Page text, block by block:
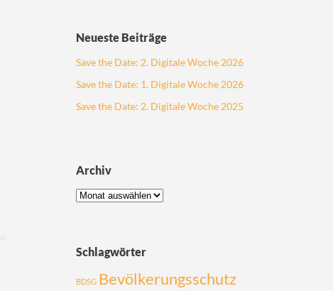
Neueste Beiträge
Save the Date: 2. Digitale Woche 2026
Save the Date: 1. Digitale Woche 2026
Save the Date: 2. Digitale Woche 2025
Archiv
Schlagwörter
BDSG Bevölkerungsschutz